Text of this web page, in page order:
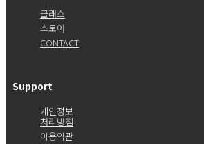
클래스
스토어
CONTACT
Support
개인정보
처리방침
이용약관